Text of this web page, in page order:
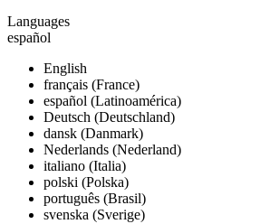
Languages
español
English
français (France)
español (Latinoamérica)
Deutsch (Deutschland)
dansk (Danmark)
Nederlands (Nederland)
italiano (Italia)
polski (Polska)
português (Brasil)
svenska (Sverige)